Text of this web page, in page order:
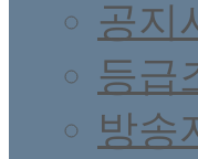
공지
등급
방송